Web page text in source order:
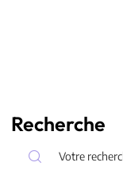
Recherche